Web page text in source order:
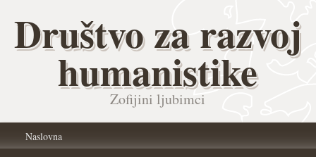
Društvo za razvoj
humanistike
Zofijini ljubimci
Naslovna